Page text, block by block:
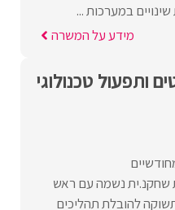
במערכות ...
מידע על המשרה
ותפעול טכנולוגי
שחקנ.ית נשמה עם ראש
להובלת תהליכים